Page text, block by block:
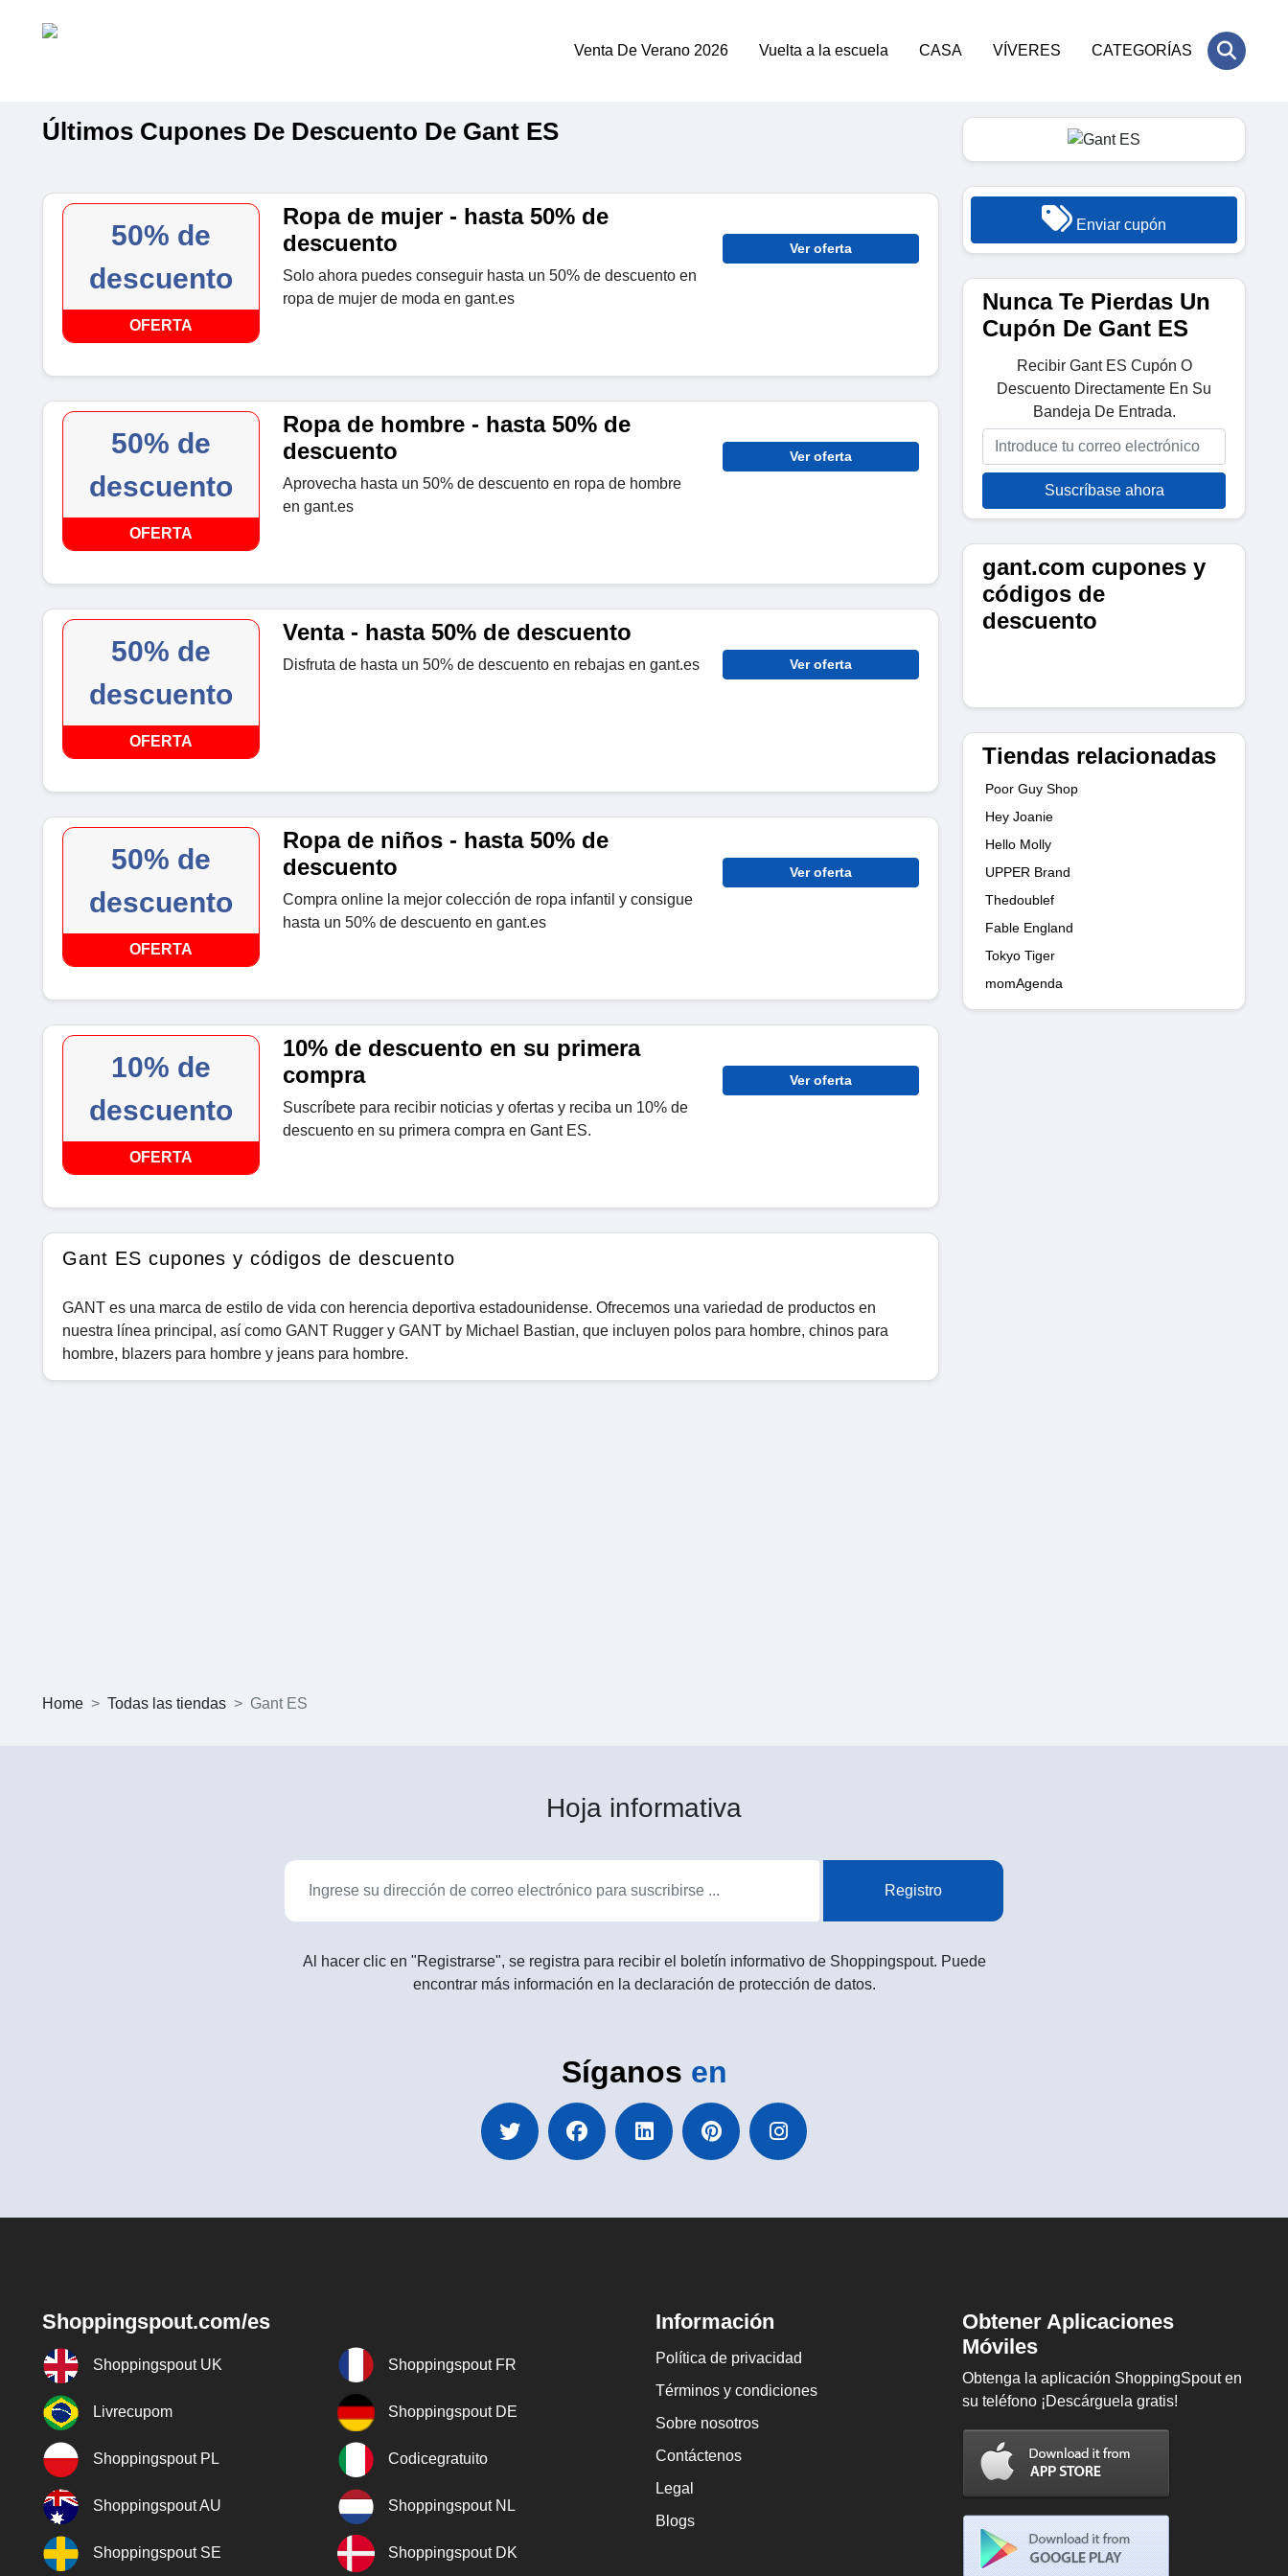
Venta De Verano 2026 Vuelta a la escuela CASA VÍVERES CATEGORÍAS
Últimos Cupones De Descuento De Gant ES
50% de
descuento
OFERTA
Ropa de mujer - hasta 50% de
descuento
Solo ahora puedes conseguir hasta un 50% de descuento en
ropa de mujer de moda en gant.es
Ver oferta
50% de
descuento
OFERTA
Ropa de hombre - hasta 50% de
descuento
Aprovecha hasta un 50% de descuento en ropa de hombre
en gant.es
Ver oferta
50% de
descuento
OFERTA
Venta - hasta 50% de descuento
Disfruta de hasta un 50% de descuento en rebajas en gant.es Ver oferta
50% de
descuento
OFERTA
Ropa de niños - hasta 50% de
descuento
Compra online la mejor colección de ropa infantil y consigue
hasta un 50% de descuento en gant.es
Ver oferta
10% de
descuento
OFERTA
10% de descuento en su primera
compra
Suscríbete para recibir noticias y ofertas y reciba un 10% de
descuento en su primera compra en Gant ES.
Ver oferta
Gant ES cupones y códigos de descuento
GANT es una marca de estilo de vida con herencia deportiva estadounidense. Ofrecemos una variedad de productos en
nuestra línea principal, así como GANT Rugger y GANT by Michael Bastian, que incluyen polos para hombre, chinos para
hombre, blazers para hombre y jeans para hombre.
Enviar cupón
Nunca Te Pierdas Un
Cupón De Gant ES
Recibir Gant ES Cupón O
Descuento Directamente En Su
Bandeja De Entrada.
Suscríbase ahora
gant.com cupones y
códigos de
descuento
Tiendas relacionadas
Poor Guy Shop
Hey Joanie
Hello Molly
UPPER Brand
Thedoublef
Fable England
Tokyo Tiger
momAgenda
Home Todas las tiendas Gant ES
Hoja informativa
Registro
Al hacer clic en "Registrarse", se registra para recibir el boletín informativo de Shoppingspout. Puede
encontrar más información en la declaración de protección de datos.
Síganos en
Shoppingspout.com/es
Shoppingspout UK Shoppingspout FR
Livrecupom Shoppingspout DE
Shoppingspout PL Codicegratuito
Shoppingspout AU Shoppingspout NL
Shoppingspout SE Shoppingspout DK
Información
Política de privacidad
Términos y condiciones
Sobre nosotros
Contáctenos
Legal
Blogs
Obtener Aplicaciones
Móviles
Obtenga la aplicación ShoppingSpout en
su teléfono ¡Descárguela gratis!